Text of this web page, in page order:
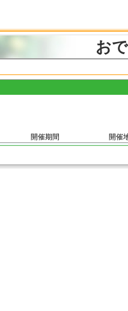
お
開催期間 開催